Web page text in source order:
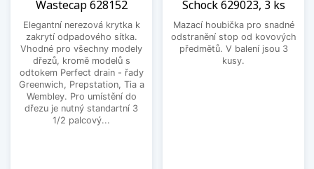
Wastecap 628152
Elegantní nerezová krytka k
zakrytí odpadového sítka.
Vhodné pro všechny modely
dřezů, kromě modelů s
odtokem Perfect drain - řady
Greenwich, Prepstation, Tia a
Wembley. Pro umístění do
dřezu je nutný standartní 3
1/2 palcový...
Schock 629023, 3 ks
Mazací houbička pro snadné
odstranění stop od kovových
předmětů. V balení jsou 3
kusy.